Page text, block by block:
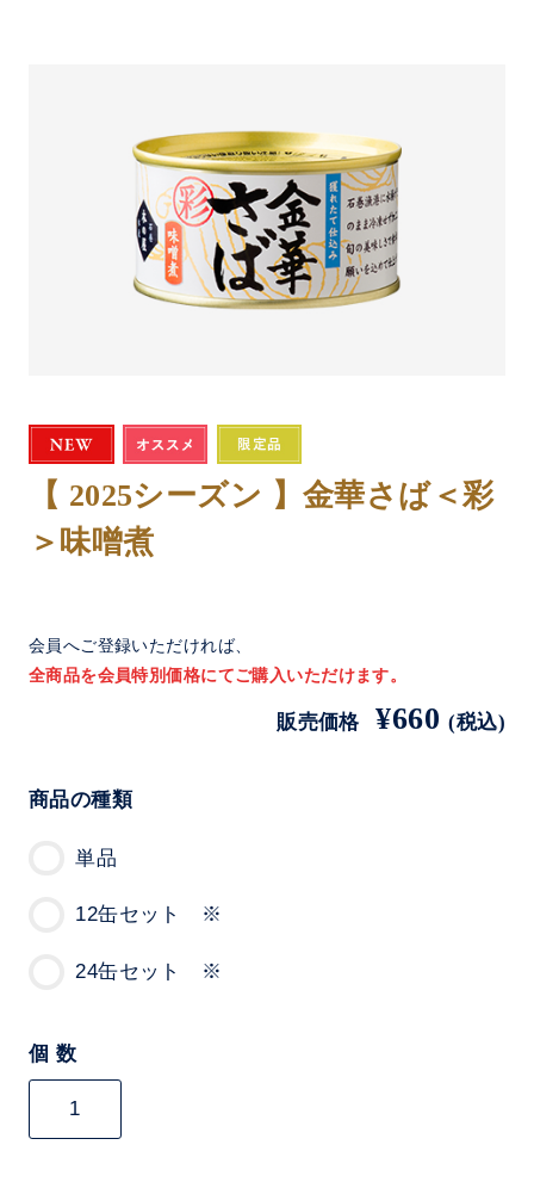
【 2025シーズン 】金華さば＜彩
＞味噌煮
会員へご登録いただければ、
全商品を会員特別価格にてご購入いただけます。
販売価格 ¥660(税込)
商品の種類
単品
12缶セット ※
24缶セット ※
個 数